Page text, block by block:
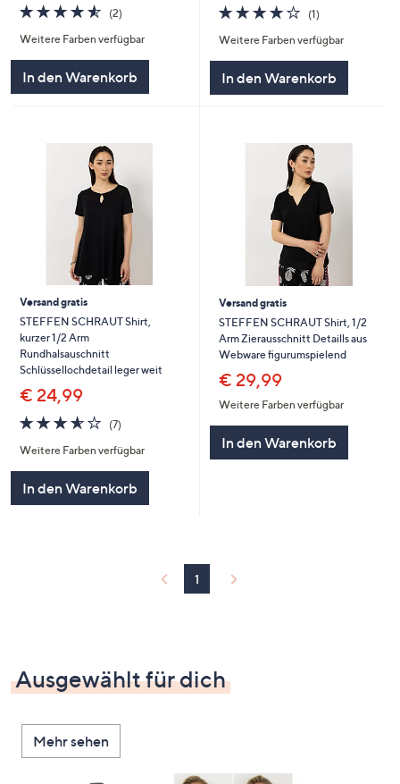
4.5
von
5
(2)2
Weitere Farben verfügbar
In den Warenkorb
4.0
von
5
(1)1
Weitere Farben verfügbar
In den Warenkorb
Versand gratis
STEFFEN SCHRAUT Shirt,
kurzer 1/2 Arm
Rundhalsauschnitt
Schlüssellochdetail leger weit
€ 24,99
3.6
von
5
(7)7
Weitere Farben verfügbar
In den Warenkorb
Versand gratis
STEFFEN SCHRAUT Shirt, 1/2
Arm Zierausschnitt Detaills aus
Webware figurumspielend
€ 29,99
Weitere Farben verfügbar
In den Warenkorb
1
Ausgewählt für dich
Mehr sehen